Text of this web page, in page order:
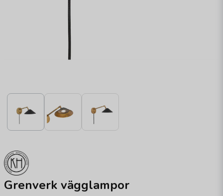
Grenverk vägglampor